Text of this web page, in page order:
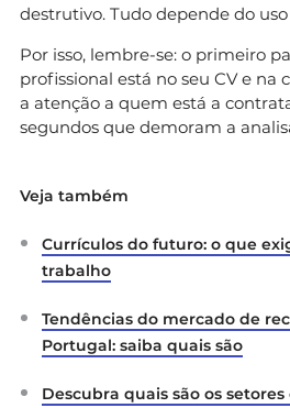
destrutivo. Tudo depende do
Por isso, lembre-se: o primeiro
profissional está no seu CV e na
a atenção a quem está a
segundos que demoram a
Veja também
Currículos do futuro: o que
trabalho
Tendências do mercado de
Portugal: saiba quais são
Descubra quais são os